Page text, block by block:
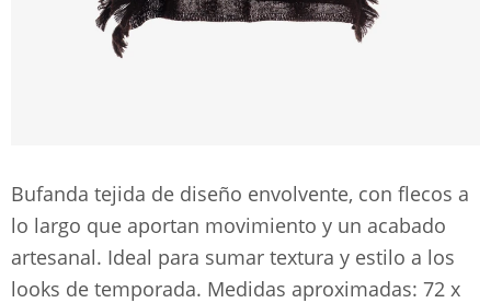
Bufanda tejida de diseño envolvente, con flecos a
lo largo que aportan movimiento y un acabado
artesanal. Ideal para sumar textura y estilo a los
looks de temporada. Medidas aproximadas: 72 x